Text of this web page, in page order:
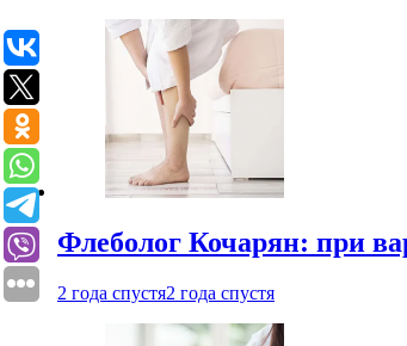
Флеболог Кочарян: при
2 года спустя2 года спустя